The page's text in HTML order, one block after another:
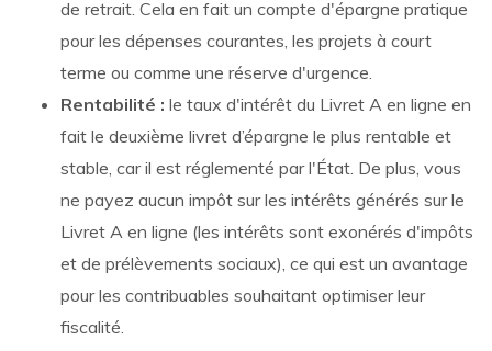
de retrait. Cela en fait un compte d'épargne pratique
pour les dépenses courantes, les projets à court
terme ou comme une réserve d'urgence.
Rentabilité : le taux d'intérêt du Livret A en ligne en
fait le deuxième livret d’épargne le plus rentable et
stable, car il est réglementé par l'État. De plus, vous
ne payez aucun impôt sur les intérêts générés sur le
Livret A en ligne (les intérêts sont exonérés d'impôts
et de prélèvements sociaux), ce qui est un avantage
pour les contribuables souhaitant optimiser leur
fiscalité.